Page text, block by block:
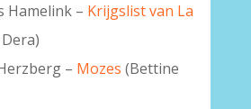
Hamelink – Krijgslist van La
– Mozes (Bettine